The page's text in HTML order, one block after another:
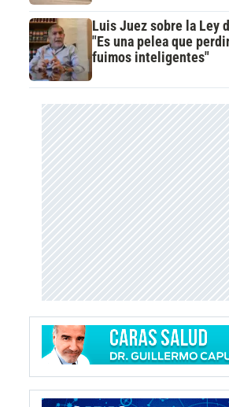
Luis Juez sobre la Ley
"Es una pelea que
fuimos inteligentes"